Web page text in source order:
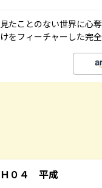
見たことのない世界に心
けをフィーチャーした完全
Ｈ０４ 平成